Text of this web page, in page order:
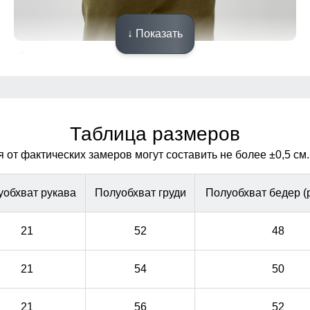
↓ Показать
Таблица размеров
фактических замеров могут составить не более ±0,5
рукава Полуобхват груди Полуобхват бедер
21 52 48
21 54 50
21 56 52